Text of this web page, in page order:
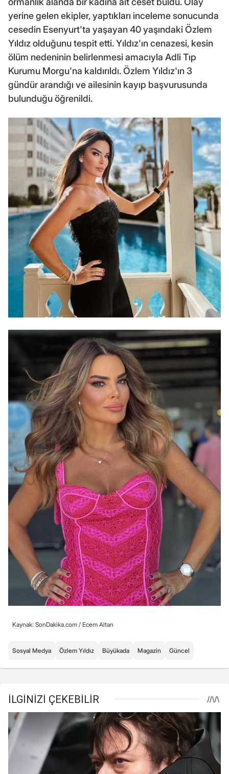
yerine gelen ekipler, yaptıkları inceleme sonucunda
cesedin Esenyurt'ta yaşayan 40 yaşındaki Özlem
Yıldız olduğunu tespit etti. Yıldız'ın cenazesi, kesin
ölüm nedeninin belirlenmesi amacıyla Adli Tıp
Kurumu Morgu'na kaldırıldı. Özlem Yıldız'ın 3
gündür arandığı ve ailesinin kayıp başvurusunda
bulunduğu öğrenildi.
Kaynak: SonDakika.com / Ecem Altan
Sosyal Medya Özlem Yıldız Büyükada Magazin Güncel